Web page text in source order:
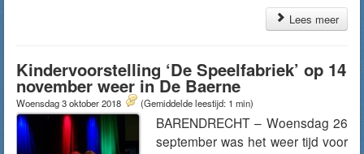
Lees meer
Kindervoorstelling ‘De Speelfabriek’ op 14
november weer in De Baerne
Woensdag 3 oktober 2018 (Gemiddelde leestijd: 1 min)
BARENDRECHT – Woensdag 26
september was het weer tijd voor